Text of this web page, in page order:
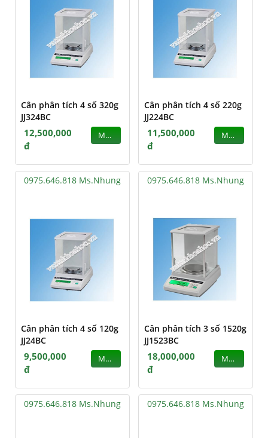
Cân phân tích 4 số 320g
JJ324BC
12,500,000
đ
MUA
Cân phân tích 4 số 220g
JJ224BC
11,500,000
đ
MUA
0975.646.818 Ms.Nhung
Cân phân tích 4 số 120g
JJ24BC
9,500,000
đ
MUA
0975.646.818 Ms.Nhung
Cân phân tích 3 số 1520g
JJ1523BC
18,000,000
đ
MUA
0975.646.818 Ms.Nhung 0975.646.818 Ms.Nhung